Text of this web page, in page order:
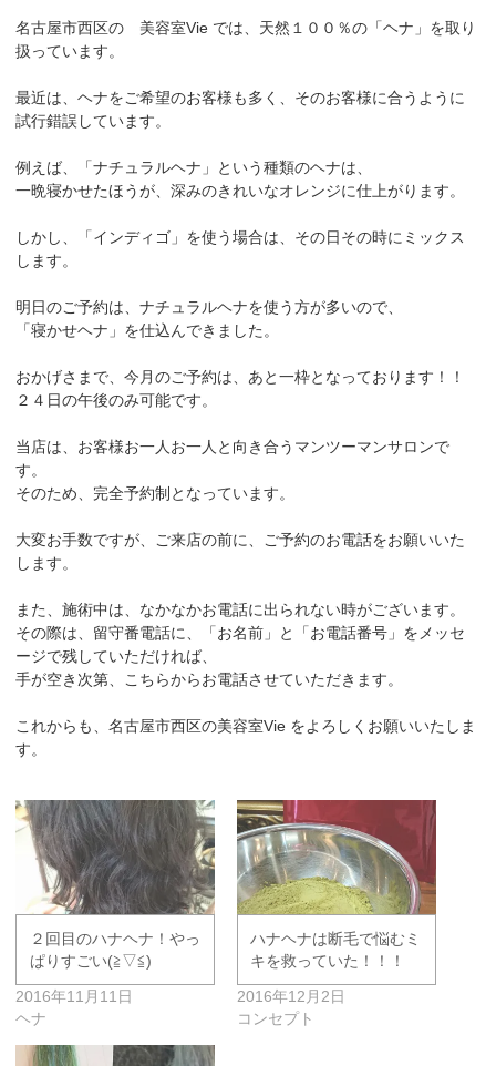
名古屋市西区の 美容室Vie では、天然１００％の「ヘナ」を取り
扱っています。
最近は、ヘナをご希望のお客様も多く、そのお客様に合うように
試行錯誤しています。
例えば、「ナチュラルヘナ」という種類のヘナは、
一晩寝かせたほうが、深みのきれいなオレンジに仕上がります。
しかし、「インディゴ」を使う場合は、その日その時にミックス
します。
明日のご予約は、ナチュラルヘナを使う方が多いので、
「寝かせヘナ」を仕込んできました。
おかげさまで、今月のご予約は、あと一枠となっております！！
２４日の午後のみ可能です。
当店は、お客様お一人お一人と向き合うマンツーマンサロンで
す。
そのため、完全予約制となっています。
大変お手数ですが、ご来店の前に、ご予約のお電話をお願いいた
します。
また、施術中は、なかなかお電話に出られない時がございます。
その際は、留守番電話に、「お名前」と「お電話番号」をメッセ
ージで残していただければ、
手が空き次第、こちらからお電話させていただきます。
これからも、名古屋市西区の美容室Vie をよろしくお願いいたしま
す。
２回目のハナヘナ！やっ
ぱりすごい(≧▽≦)
2016年11月11日
ヘナ
ハナヘナは断毛で悩むミ
キを救っていた！！！
2016年12月2日
コンセプト